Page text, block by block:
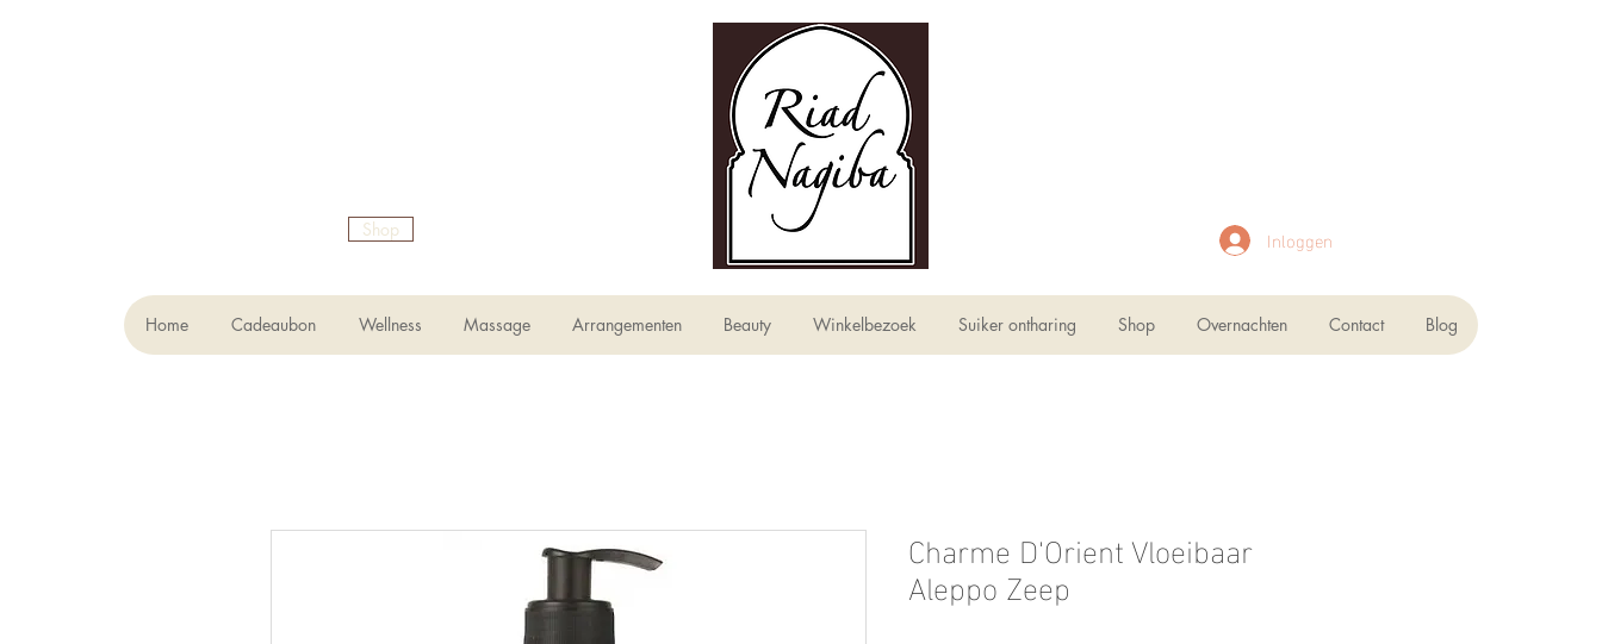
Shop Inloggen
Home Cadeaubon Wellness Massage Arrangementen Beauty Winkelbezoek Suiker ontharing Shop Overnachten Contact Blog
Charme D'Orient Vloeibaar
Aleppo Zeep